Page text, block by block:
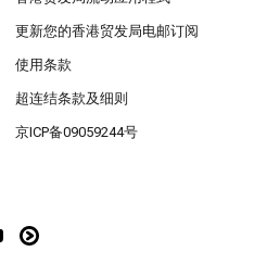
更新您的香港贸发局电邮订阅
使用条款
超连结条款及细则
京ICP备09059244号